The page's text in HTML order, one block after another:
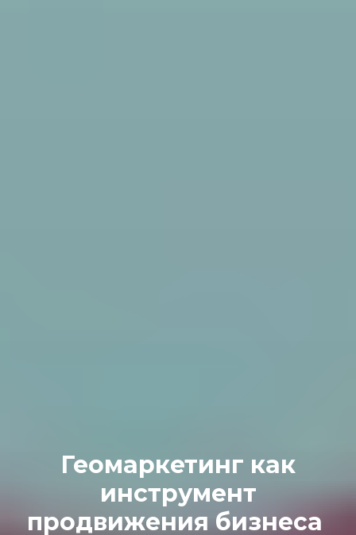
Геомаркетинг как
инструмент
продвижения бизнеса